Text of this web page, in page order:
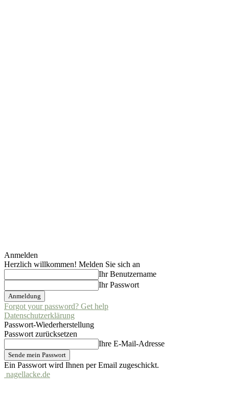
Anmelden
Herzlich willkommen! Melden Sie sich an
Ihr Benutzername
Ihr Passwort
Forgot your password? Get help
Datenschutzerklärung
Passwort-Wiederherstellung
Passwort zurücksetzen
Ihre E-Mail-Adresse
Ein Passwort wird Ihnen per Email zugeschickt.
nagellacke.de